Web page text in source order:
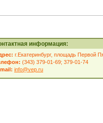
информация:
г.Екатеринбург, площадь Первой
(343) 379-01-69; 379-01-74
info@vep.ru